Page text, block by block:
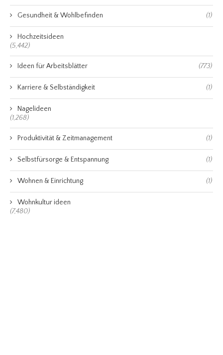
Gesundheit & Wohlbefinden (1)
Hochzeitsideen
(5,442)
Ideen für Arbeitsblätter (773)
Karriere & Selbständigkeit (1)
Nagelideen
(1,268)
Produktivität & Zeitmanagement (1)
Selbstfürsorge & Entspannung (1)
Wohnen & Einrichtung (1)
Wohnkultur ideen
(7,480)